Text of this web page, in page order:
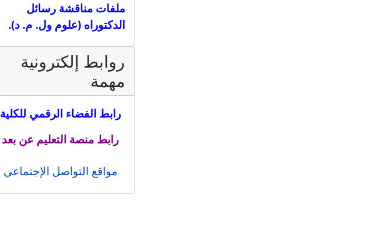
ملفات مناقشة رسائل
الدكتوراه (علوم ول. م. د).
روابط إلكترونية
مهمة
رابط الفضاء الرقمي للكلية
رابط منصة التعليم عن بعد
مواقع التواصل الإجتماعي